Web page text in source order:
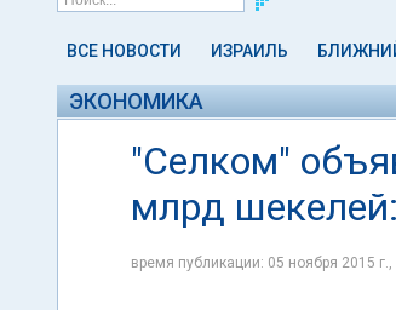
ВСЕ НОВОСТИ ИЗРАИЛЬ
ЭКОНОМИКА
"Селком"
млрд
время публикации: 05 ноября 2015